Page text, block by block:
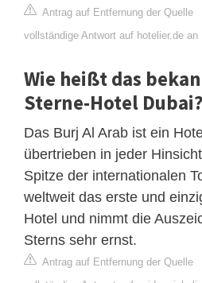
Antrag auf Entfernung der Quelle
vollständige Antwort auf hotelier.de an
Wie heißt das
Sterne-Hotel Dubai?
Das Burj Al Arab ist ein
übertrieben in jeder
Spitze der internationalen
weltweit das erste und
Hotel und nimmt die
Sterns sehr ernst.
Antrag auf Entfernung der Quelle